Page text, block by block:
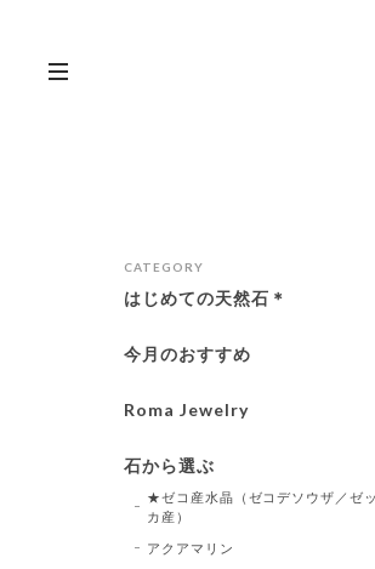
CATEGORY
はじめての天然石＊
今月のおすすめ
Roma Jewelry
石から選ぶ
★ゼコ産水晶（ゼコデソウザ／ゼッ
カ産）
アクアマリン